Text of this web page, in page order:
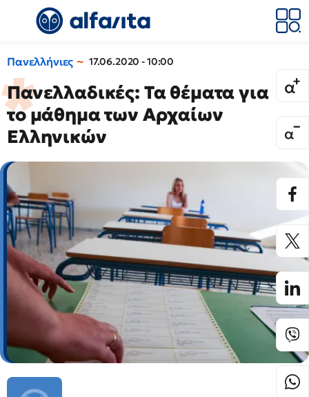
Πανελλήνιες 17.06.2020 - 10:00
Πανελλαδικές: Τα θέματα για
το μάθημα των Αρχαίων
Ελληνικών